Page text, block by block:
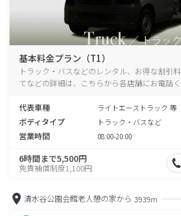
基本料金プラン（T1）
トラック・バスなどのレンタル、お得な割引
てなどの詳細は、こちらから各店舗にお電話く
代表車種 ライトエーストラック 等
ボディタイプ トラック・バスなど
営業時間 08:00-20:00
6時間まで5,500円
免責補償制度1,100円
清水谷公園会館老人憩の家から 3939m